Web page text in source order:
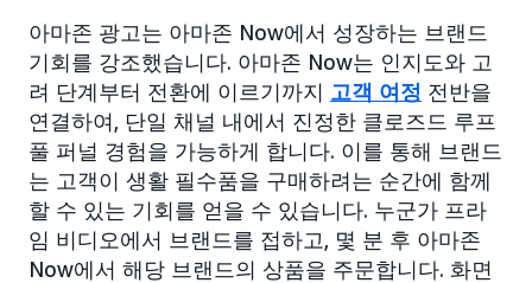
아마존 광고는 아마존 Now에서 성장하는 브랜드
기회를 강조했습니다. 아마존 Now는 인지도와 고
려 단계부터 전환에 이르기까지 고객 여정 전반을
연결하여, 단일 채널 내에서 진정한 클로즈드 루프
풀 퍼널 경험을 가능하게 합니다. 이를 통해 브랜드
는 고객이 생활 필수품을 구매하려는 순간에 함께
할 수 있는 기회를 얻을 수 있습니다. 누군가 프라
임 비디오에서 브랜드를 접하고, 몇 분 후 아마존
Now에서 해당 브랜드의 상품을 주문합니다. 화면